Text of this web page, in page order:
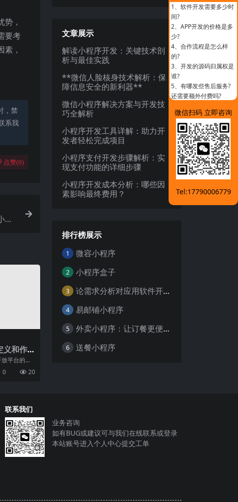
，
要考
，
，禁
系我
点赞(0)
程
义和作
开发的
平台的明
联网的快
种全
0 20
文章展示
解读小程序开发：关键技术剖
析与最佳实践
**微信人脸核身技术解析：保
障信息安全的新利器**
微信小程序解决方案与开发技
巧全解析
小程序开发工具详解：助力开
发者轻松完成项目
小程序支付开发步骤解析：实
现支付功能的详细步骤
小程序开发成本分析：哪些因
素影响最终费用？
排行榜展示
1 微容小程序
2 小程序盒子
3 论需求分析对应用软件开发的重要性
4 易邮铺小程序
5 外卖小程序：让订餐更便捷，吃货的福音
6 送餐小程序
联系我们
业务咨询
如有BUG或建议可与我们在线联系或登录
本站账号进入个人中心提交工单
1、 软件开发需要多少时
间?
2、 APP开发的价格是多
少?
4、 合作流程是怎么样
的?
3、 开发的源码归属权是
谁?
5、 有哪发些售后服务?
还需要额外付费吗?
微信扫码 立即咨询
Tel:17790006779